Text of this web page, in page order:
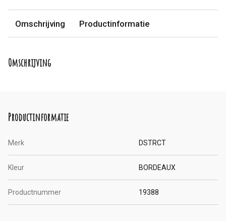
Omschrijving Productinformatie
Omschrijving
Productinformatie
Merk DSTRCT
Kleur BORDEAUX
Productnummer 19388